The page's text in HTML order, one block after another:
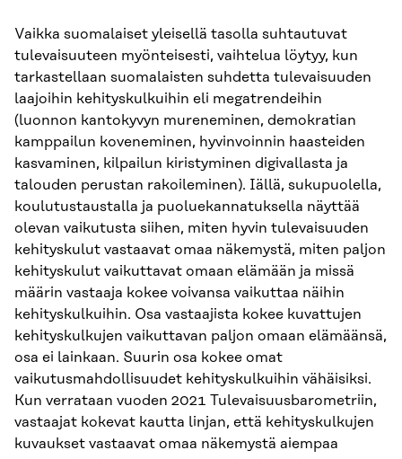
Vaikka suomalaiset yleisellä tasolla suhtautuvat
tulevaisuuteen myönteisesti, vaihtelua löytyy, kun
tarkastellaan suomalaisten suhdetta tulevaisuuden
laajoihin kehityskulkuihin eli megatrendeihin
(luonnon kantokyvyn mureneminen, demokratian
kamppailun koveneminen, hyvinvoinnin haasteiden
kasvaminen, kilpailun kiristyminen digivallasta ja
talouden perustan rakoileminen). Iällä, sukupuolella,
koulutustaustalla ja puoluekannatuksella näyttää
olevan vaikutusta siihen, miten hyvin tulevaisuuden
kehityskulut vastaavat omaa näkemystä, miten paljon
kehityskulut vaikuttavat omaan elämään ja missä
määrin vastaaja kokee voivansa vaikuttaa näihin
kehityskulkuihin. Osa vastaajista kokee kuvattujen
kehityskulkujen vaikuttavan paljon omaan elämäänsä,
osa ei lainkaan. Suurin osa kokee omat
vaikutusmahdollisuudet kehityskulkuihin vähäisiksi.
Kun verrataan vuoden 2021 Tulevaisuusbarometriin,
vastaajat kokevat kautta linjan, että kehityskulkujen
kuvaukset vastaavat omaa näkemystä aiempaa